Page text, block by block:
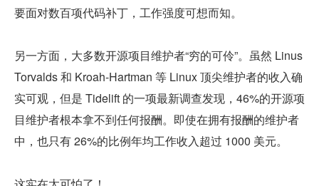
要面对数百项代码补丁，工作强度可想而知。
另一方面，大多数开源项目维护者“穷的可伶”。虽然 Linus
Torvalds 和 Kroah-Hartman 等 Linux 顶尖维护者的收入确
实可观，但是 Tidelift 的一项最新调查发现，46%的开源项
目维护者根本拿不到任何报酬。即使在拥有报酬的维护者
中，也只有 26%的比例年均工作收入超过 1000 美元。